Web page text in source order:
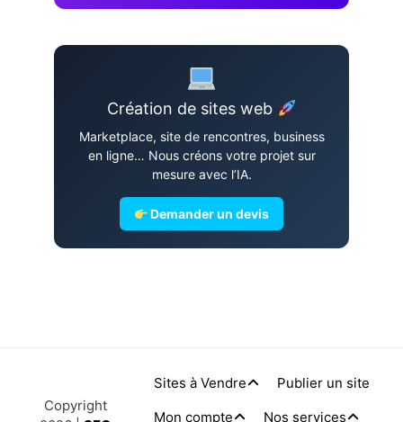
Création de sites web
Marketplace, site de rencontres, business
en ligne… Nous créons votre projet sur
mesure avec l’IA.
Demander un devis
Copyright
Sites à Vendre
Publier un site
Mon compte
Nos services